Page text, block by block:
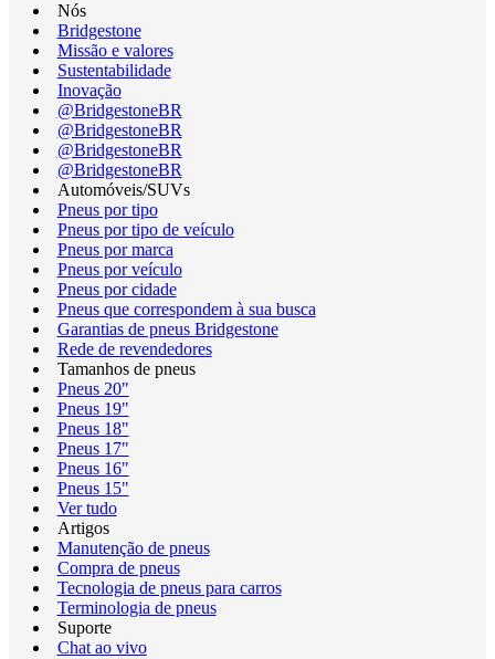
Nós
Bridgestone
Missão e valores
Sustentabilidade
Inovação
@BridgestoneBR
@BridgestoneBR
@BridgestoneBR
@BridgestoneBR
Automóveis/SUVs
Pneus por tipo
Pneus por tipo de veículo
Pneus por marca
Pneus por veículo
Pneus por cidade
Pneus que correspondem à sua busca
Garantias de pneus Bridgestone
Rede de revendedores
Tamanhos de pneus
Pneus 20"
Pneus 19"
Pneus 18"
Pneus 17"
Pneus 16"
Pneus 15"
Ver tudo
Artigos
Manutenção de pneus
Compra de pneus
Tecnologia de pneus para carros
Terminologia de pneus
Suporte
Chat ao vivo